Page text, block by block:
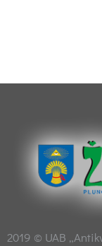
2019 © UAB